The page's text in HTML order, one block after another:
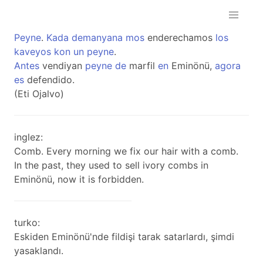
Peyne. Kada demanyana mos enderechamos los
kaveyos kon un peyne.
Antes vendiyan peyne de marfil en Eminönü, agora
es defendido.
(Eti Ojalvo)
inglez:
Comb. Every morning we fix our hair with a comb.
In the past, they used to sell ivory combs in
Eminönü, now it is forbidden.
turko:
Eskiden Eminönü'nde fildişi tarak satarlardı, şimdi
yasaklandı.